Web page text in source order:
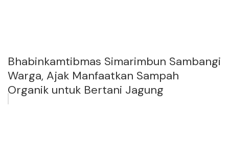
Bhabinkamtibmas Simarimbun Sambangi
Warga, Ajak Manfaatkan Sampah
Organik untuk Bertani Jagung